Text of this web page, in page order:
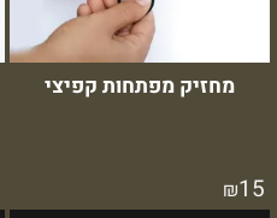
מחזיק מפתחות קפיצי
₪15